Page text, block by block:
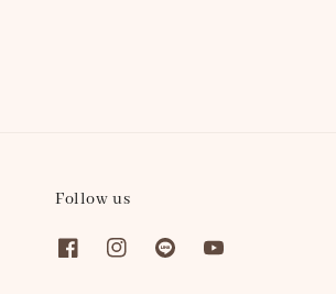
Follow us